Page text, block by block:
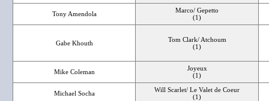
Tony Amendola
Marco/ Gepetto
(1)
Gabe Khouth
Tom Clark/ Atchoum
(1)
Mike Coleman
Joyeux
(1)
Michael Socha
Will Scarlet/ Le Valet de Coeur
(1)